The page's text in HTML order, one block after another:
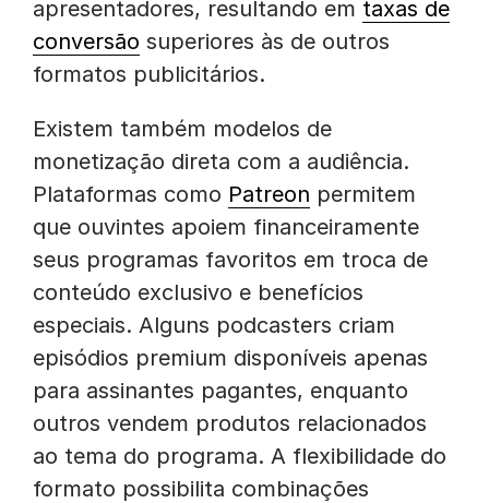
apresentadores, resultando em taxas de
conversão superiores às de outros
formatos publicitários.
Existem também modelos de
monetização direta com a audiência.
Plataformas como Patreon permitem
que ouvintes apoiem financeiramente
seus programas favoritos em troca de
conteúdo exclusivo e benefícios
especiais. Alguns podcasters criam
episódios premium disponíveis apenas
para assinantes pagantes, enquanto
outros vendem produtos relacionados
ao tema do programa. A flexibilidade do
formato possibilita combinações